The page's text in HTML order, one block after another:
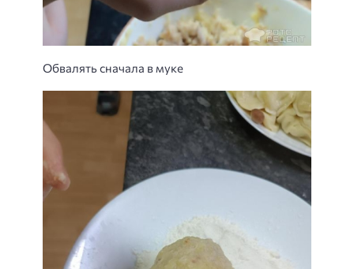
Обвалять сначала в муке